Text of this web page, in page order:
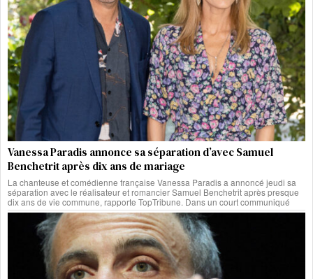
Vanessa Paradis annonce sa séparation d’avec Samuel
Benchetrit après dix ans de mariage
La chanteuse et comédienne française Vanessa Paradis a annoncé jeudi sa
séparation avec le réalisateur et romancier Samuel Benchetrit après presque
dix ans de vie commune, rapporte TopTribune. Dans un court communiqué